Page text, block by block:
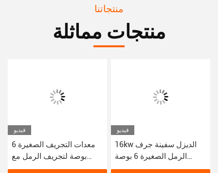
منتجاتنا
منتجات مماثلة
فيديو
معدات التجريف الصغيرة 6
بوصة لتجريف الرمل مع
مظهر أبيض
فيديو
16kw الديزل سفينة جرف
الرمل الصغيرة 6 بوصة
للجرف الرمل في النهر